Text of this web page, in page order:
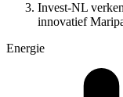
Invest-NL
innovatief
Energie